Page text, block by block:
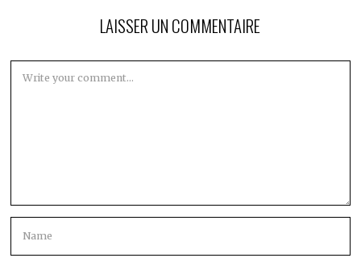
LAISSER UN COMMENTAIRE